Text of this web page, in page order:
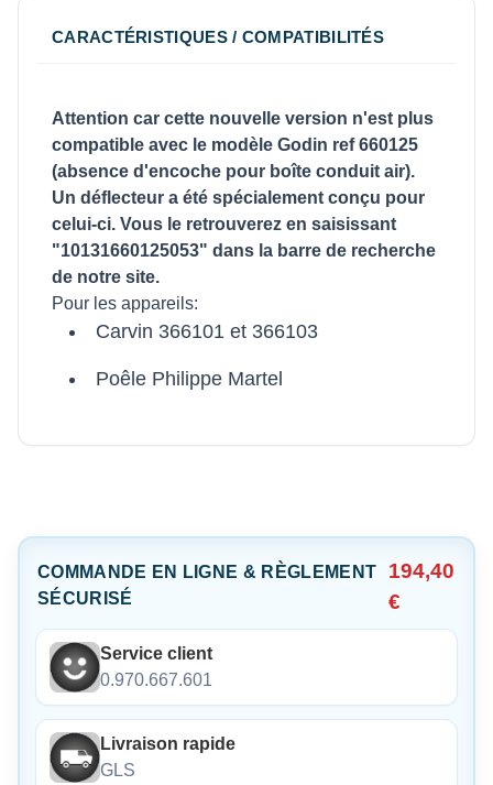
CARACTÉRISTIQUES / COMPATIBILITÉS
Attention car cette nouvelle version n'est plus
compatible avec le modèle Godin ref 660125
(absence d'encoche pour boîte conduit air).
Un déflecteur a été spécialement conçu pour
celui-ci. Vous le retrouverez en saisissant
"10131660125053" dans la barre de recherche
de notre site.
Pour les appareils:
Carvin 366101 et 366103
Poêle Philippe Martel
COMMANDE EN LIGNE & RÈGLEMENT
SÉCURISÉ
194,40
€
Service client
0.970.667.601
Livraison rapide
GLS